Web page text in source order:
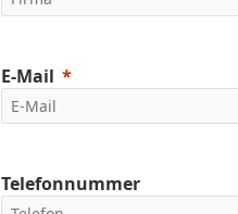
E-Mail
Telefonnummer